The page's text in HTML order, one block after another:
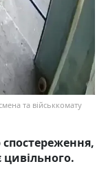
та військкомату
спостереження,
цивільного.